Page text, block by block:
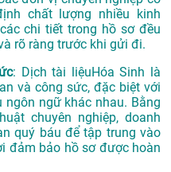
chất lượng nhiều kinh
chi tiết trong hồ sơ đều
rõ ràng trước khi gửi đi.
: Dịch tài liệuHóa Sinh là
và công sức, đặc biệt với
ngữ khác nhau. Bằng
chuyên nghiệp, doanh
quý báu để tập trung vào
đảm bảo hồ sơ được hoàn